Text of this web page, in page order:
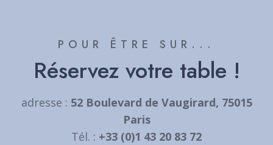
POUR ÊTRE SUR...
Réservez votre table !
adresse : 52 Boulevard de Vaugirard, 75015
Paris
Tél. : +33 (0)1 43 20 83 72